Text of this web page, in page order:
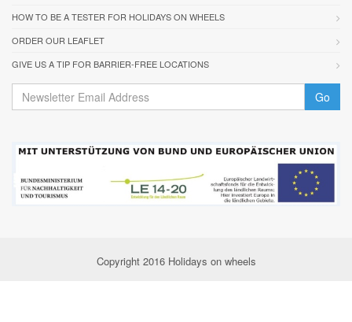
HOW TO BE A TESTER FOR HOLIDAYS ON WHEELS
ORDER OUR LEAFLET
GIVE US A TIP FOR BARRIER-FREE LOCATIONS
Go
Copyright 2016 Holidays on wheels